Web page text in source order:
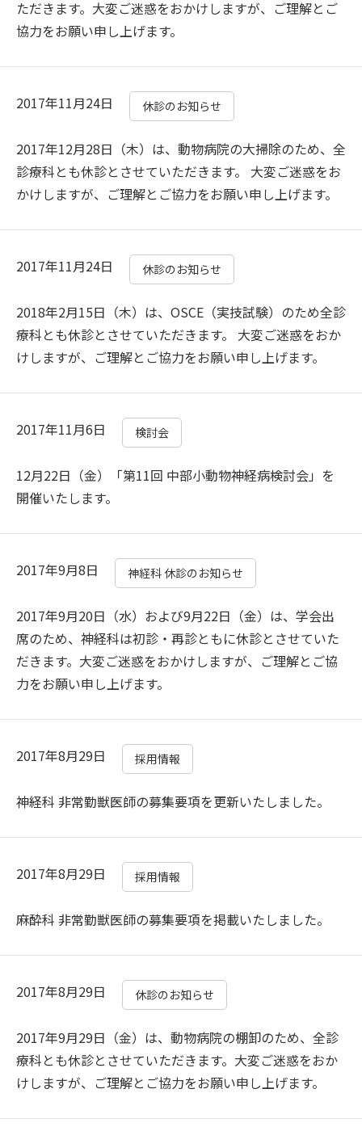
ただきます。大変ご迷惑をおかけしますが、ご理解とご
協力をお願い申し上げます。
2017年11月24日 休診のお知らせ
2017年12月28日（木）は、動物病院の大掃除のため、全
診療科とも休診とさせていただきます。 大変ご迷惑をお
かけしますが、ご理解とご協力をお願い申し上げます。
2017年11月24日 休診のお知らせ
2018年2月15日（木）は、OSCE（実技試験）のため全診
療科とも休診とさせていただきます。 大変ご迷惑をおか
けしますが、ご理解とご協力をお願い申し上げます。
2017年11月6日 検討会
12月22日（金）「第11回 中部小動物神経病検討会」を
開催いたします。
2017年9月8日 神経科 休診のお知らせ
2017年9月20日（水）および9月22日（金）は、学会出
席のため、神経科は初診・再診ともに休診とさせていた
だきます。大変ご迷惑をおかけしますが、ご理解とご協
力をお願い申し上げます。
2017年8月29日 採用情報
神経科 非常勤獣医師の募集要項を更新いたしました。
2017年8月29日 採用情報
麻酔科 非常勤獣医師の募集要項を掲載いたしました。
2017年8月29日 休診のお知らせ
2017年9月29日（金）は、動物病院の棚卸のため、全診
療科とも休診とさせていただきます。大変ご迷惑をおか
けしますが、ご理解とご協力をお願い申し上げます。